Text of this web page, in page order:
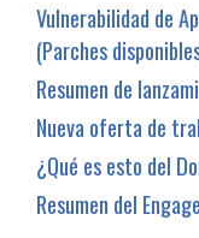
Vulnerabilidad de
(Parches
Resumen de
Nueva oferta de
¿Qué es esto del
Resumen del